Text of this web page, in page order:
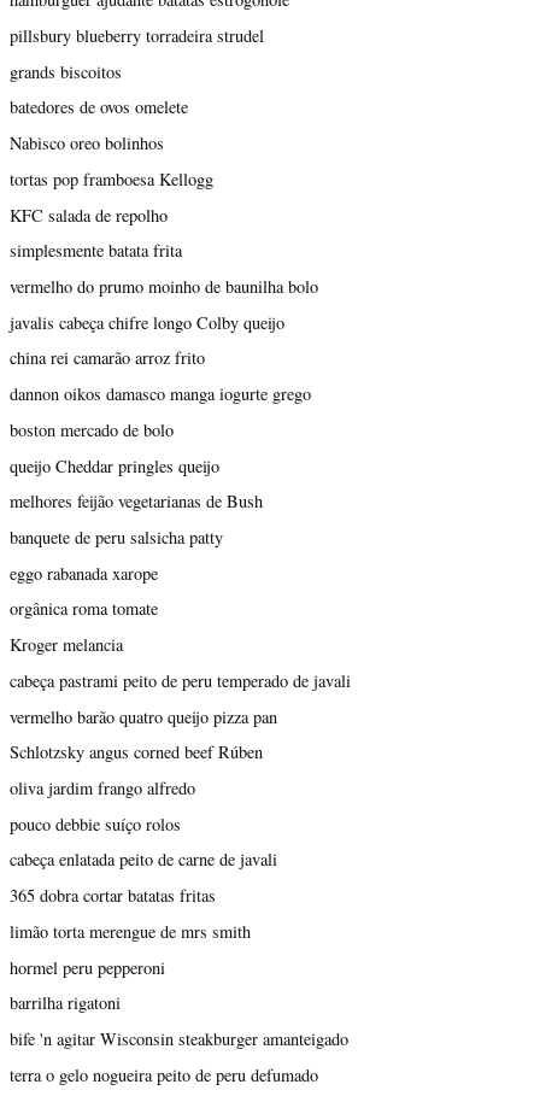
pillsbury blueberry torradeira strudel
grands biscoitos
batedores de ovos omelete
Nabisco oreo bolinhos
tortas pop framboesa Kellogg
KFC salada de repolho
simplesmente batata frita
vermelho do prumo moinho de baunilha bolo
javalis cabeça chifre longo Colby queijo
china rei camarão arroz frito
dannon oikos damasco manga iogurte grego
boston mercado de bolo
queijo Cheddar pringles queijo
melhores feijão vegetarianas de Bush
banquete de peru salsicha patty
eggo rabanada xarope
orgânica roma tomate
Kroger melancia
cabeça pastrami peito de peru temperado de javali
vermelho barão quatro queijo pizza pan
Schlotzsky angus corned beef Rúben
oliva jardim frango alfredo
pouco debbie suíço rolos
cabeça enlatada peito de carne de javali
365 dobra cortar batatas fritas
limão torta merengue de mrs smith
hormel peru pepperoni
barrilha rigatoni
bife 'n agitar Wisconsin steakburger amanteigado
terra o gelo nogueira peito de peru defumado